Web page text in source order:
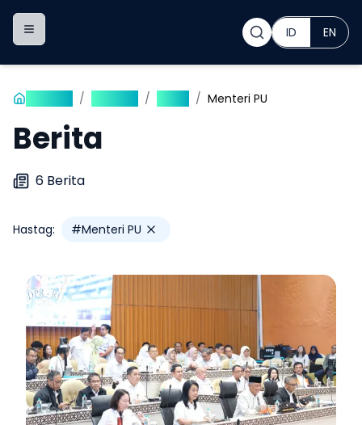
Toggle navigation menu ID EN
/ / / Menteri PU
Berita
6 Berita
Hastag: #Menteri PU